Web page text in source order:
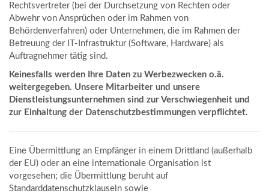
Rechtsvertreter (bei der Durchsetzung von Rechten oder
Abwehr von Ansprüchen oder im Rahmen von
Behördenverfahren) oder Unternehmen, die im Rahmen der
Betreuung der IT-Infrastruktur (Software, Hardware) als
Auftragnehmer tätig sind.
Keinesfalls werden Ihre Daten zu Werbezwecken o.ä.
weitergegeben. Unsere Mitarbeiter und unsere
Dienstleistungsunternehmen sind zur Verschwiegenheit und
zur Einhaltung der Datenschutzbestimmungen verpflichtet.
Eine Übermittlung an Empfänger in einem Drittland (außerhalb
der EU) oder an eine internationale Organisation ist
vorgesehen; die Übermittlung beruht auf
Standarddatenschutzklauseln sowie